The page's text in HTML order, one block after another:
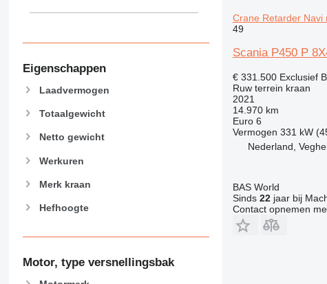
Eigenschappen
Laadvermogen
Totaalgewicht
Netto gewicht
Werkuren
Merk kraan
Hefhoogte
Motor, type versnellingsbak
Crane Retarder Navi
49
Scania P450 P
€ 331.500 Exclusief
Ruw terrein kraan
2021
14.970 km
Euro 6
Vermogen 331 kW
Nederland,
BAS World
Sinds 22jaar bij
Contact opnemen